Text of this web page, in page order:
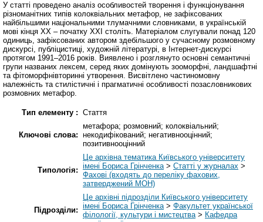
У статті проведено аналіз особливостей творення і функціонування
різноманітних типів колоквіальних метафор, не зафіксованих
найбільшими національними тлумачними словниками, в українській
мові кінця ХХ – початку ХХІ століть. Матеріалом слугували понад 120
одиниць, зафіксованих автором здебільшого у сучасному розмовному
дискурсі, публіцистиці, художній літературі, в Інтернет-дискурсі
протягом 1991–2016 років. Виявлено і розглянуто основні семантичні
групи названих лексем, серед яких домінують зооморфні, ландшафтні
та фітоморфнівторинні утворення. Висвітлено частиномовну
належність та стилістичні і прагматичні особливості позасловникових
розмовних метафор.
Тип елементу : Стаття
Ключові слова:
метафора; розмовний; колоквіальний;
некодифікований; негативнооцінний;
позитивнооцінний
Типологія:
Це архівна тематика Київського університету
імені Бориса Грінченка> Статті у журналах >
Фахові (входять до переліку фахових,
затверджений МОН)
Підрозділи:
Це архівні підрозділи Київського університету
імені Бориса Грінченка> Факультет української
філології, культури і мистецтва> Кафедра